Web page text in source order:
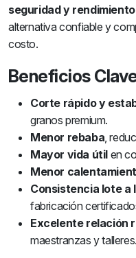
seguridad y
alternativa confiable y
costo.
Beneficios
Corte rápido y
granos premium.
Menor rebaba,
Mayor vida útil en
Menor
Consistencia lote a
fabricación
Excelente relación
maestranzas y talleres.